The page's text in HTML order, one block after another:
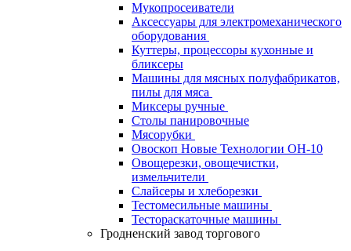
Мукопросеиватели
Аксессуары для электромеханического
оборудования
Куттеры, процессоры кухонные и
бликсеры
Машины для мясных полуфабрикатов,
пилы для мяса
Миксеры ручные
Столы панировочные
Мясорубки
Овоскоп Новые Технологии ОН-10
Овощерезки, овощечистки,
измельчители
Слайсеры и хлеборезки
Тестомесильные машины
Тестораскаточные машины
Гродненский завод торгового